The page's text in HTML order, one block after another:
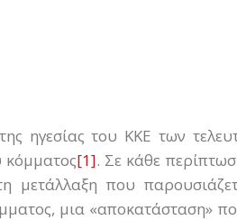
ηγεσίας του ΚΚΕ των
κόμματος[1]. Σε κάθε
μετάλλαξη που
μια «αποκατάσταση»